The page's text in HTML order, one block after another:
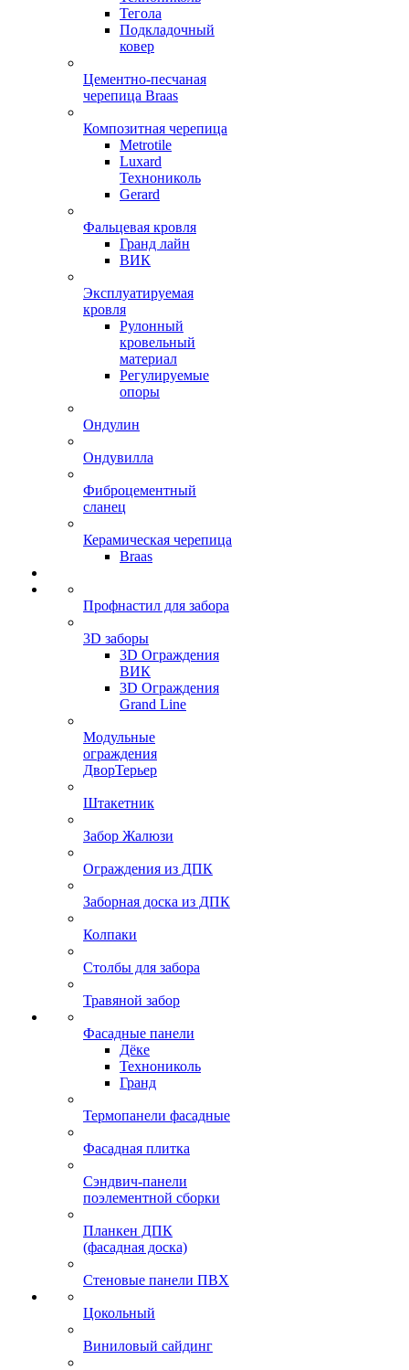
Тегола
Подкладочный
ковер
Цементно-песчаная
черепица Braas
Композитная черепица
Metrotile
Luxard
Технониколь
Gerard
Фальцевая кровля
Гранд лайн
ВИК
Эксплуатируемая
кровля
Рулонный
кровельный
материал
Регулируемые
опоры
Ондулин
Ондувилла
Фиброцементный
сланец
Керамическая черепица
Braas
Профнастил для забора
3D заборы
3D Ограждения
ВИК
3D Ограждения
Grand Line
Модульные
ограждения
ДворТерьер
Штакетник
Забор Жалюзи
Ограждения из ДПК
Заборная доска из ДПК
Колпаки
Столбы для забора
Травяной забор
Фасадные панели
Дёке
Технониколь
Гранд
Термопанели фасадные
Фасадная плитка
Сэндвич-панели
поэлементной сборки
Планкен ДПК
(фасадная доска)
Стеновые панели ПВХ
Цокольный
Виниловый сайдинг